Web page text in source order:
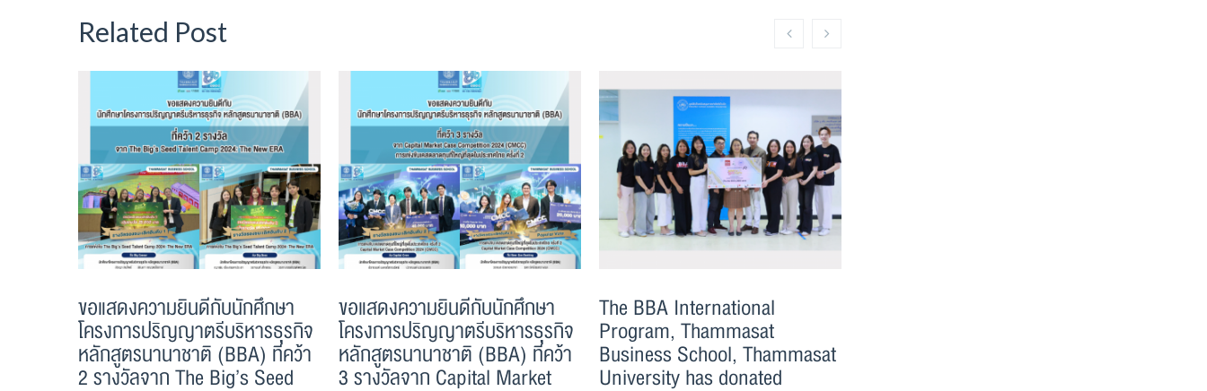
Related Post
ขอแสดงความยินดีกับนักศึกษา
โครงการปริญญาตรีบริหารธุรกิจ
หลักสูตรนานาชาติ (BBA) ที่คว้า
2 รางวัลจาก The Big’s Seed
ขอแสดงความยินดีกับนักศึกษา
โครงการปริญญาตรีบริหารธุรกิจ
หลักสูตรนานาชาติ (BBA) ที่คว้า
3 รางวัลจาก Capital Market
The BBA International
Program, Thammasat
Business School, Thammasat
University has donated